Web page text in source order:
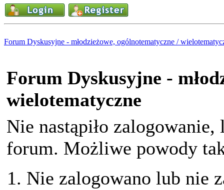
Forum Dyskusyjne - młodzieżowe, ogólnotematyczne /
Forum Dyskusyjne -
wielotematyczne
Nie nastąpiło
forum. Możliwe powody
Nie zalogowano lub nie